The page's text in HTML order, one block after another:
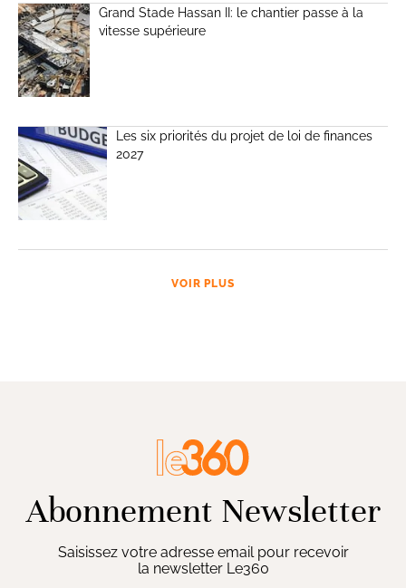
Grand Stade Hassan II: le chantier passe à la
vitesse supérieure
Les six priorités du projet de loi de finances
2027
VOIR PLUS
Abonnement Newsletter
Saisissez votre adresse email pour recevoir
la newsletter Le360